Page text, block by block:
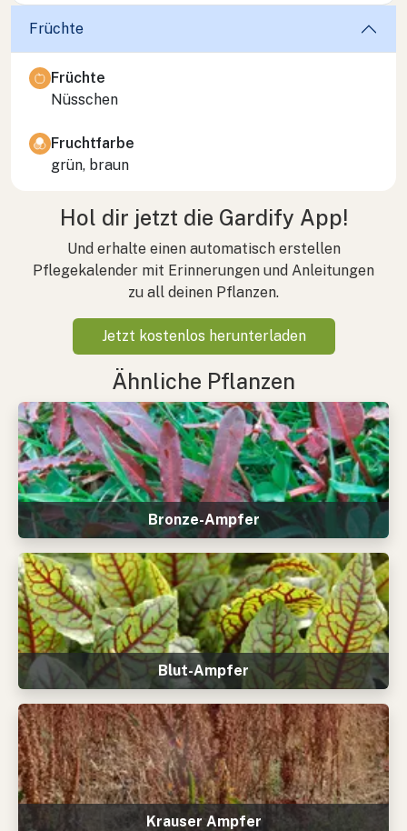
Früchte
Früchte
Nüsschen
Fruchtfarbe
grün, braun
Hol dir jetzt die Gardify App!
Und erhalte einen automatisch erstellen
Pflegekalender mit Erinnerungen und Anleitungen
zu all deinen Pflanzen.
Jetzt kostenlos herunterladen
Ähnliche Pflanzen
Bronze-Ampfer
Blut-Ampfer
Krauser Ampfer